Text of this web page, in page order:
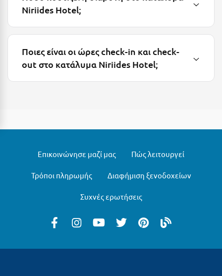
Μεθώνη
Μεσολόγγι
Μεσσηνία
Μετέωρα
Μονεμβασιά
Niriides Hotel;
Ποιες είναι οι ώρες check-in και check-
out στο κατάλυμα Niriides Hotel;
Επικοινώνησε μαζί μας Πώς λειτουργεί
Τρόποι πληρωμής Διαφήμιση ξενοδοχείων
Συχνές ερωτήσεις